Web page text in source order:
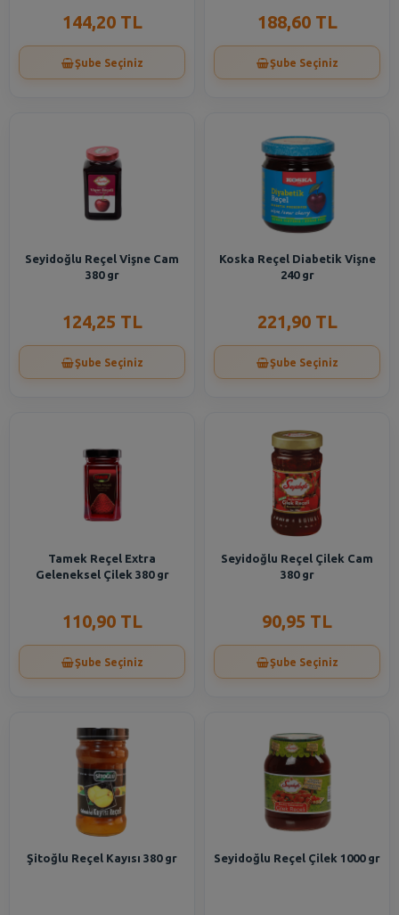
144,20 TL
Şube Seçiniz
188,60 TL
Şube Seçiniz
Seyidoğlu Reçel Vişne Cam
380 gr
124,25 TL
Şube Seçiniz
Koska Reçel Diabetik Vişne
240 gr
221,90 TL
Şube Seçiniz
Tamek Reçel Extra
Geleneksel Çilek 380 gr
110,90 TL
Şube Seçiniz
Seyidoğlu Reçel Çilek Cam
380 gr
90,95 TL
Şube Seçiniz
Şitoğlu Reçel Kayısı 380 gr Seyidoğlu Reçel Çilek 1000 gr